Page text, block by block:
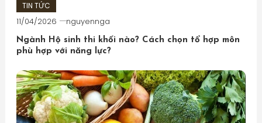
TIN TỨC
11/04/2026 nguyennga
Ngành Hộ sinh thi khối nào? Cách chọn tổ hợp môn
phù hợp với năng lực?